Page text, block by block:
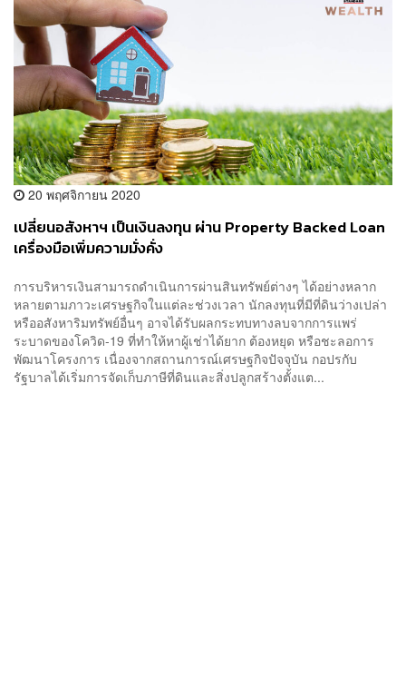
20 พฤศจิกายน 2020
เปลี่ยนอสังหาฯ เป็นเงินลงทุน ผ่าน Property Backed Loan
เครื่องมือเพิ่มความมั่งคั่ง
การบริหารเงินสามารถดำเนินการผ่านสินทรัพย์ต่างๆ ได้อย่างหลาก
หลายตามภาวะเศรษฐกิจในแต่ละช่วงเวลา นักลงทุนที่มีที่ดินว่างเปล่า
หรืออสังหาริมทรัพย์อื่นๆ อาจได้รับผลกระทบทางลบจากการแพร่
ระบาดของโควิด-19 ที่ทำให้หาผู้เช่าได้ยาก ต้องหยุด หรือชะลอการ
พัฒนาโครงการ เนื่องจากสถานการณ์เศรษฐกิจปัจจุบัน กอปรกับ
รัฐบาลได้เริ่มการจัดเก็บภาษีที่ดินและสิ่งปลูกสร้างตั้งแต...